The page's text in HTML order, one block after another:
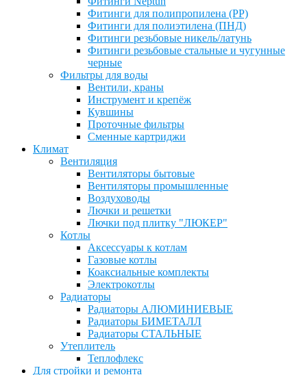
Фитинги для полипропилена (PP)
Фитинги для полиэтилена (ПНД)
Фитинги резьбовые никель/латунь
Фитинги резьбовые стальные и чугунные
черные
Фильтры для воды
Вентили, краны
Инструмент и крепёж
Кувшины
Проточные фильтры
Сменные картриджи
Климат
Вентиляция
Вентиляторы бытовые
Вентиляторы промышленные
Воздуховоды
Лючки и решетки
Лючки под плитку "ЛЮКЕР"
Котлы
Аксессуары к котлам
Газовые котлы
Коаксиальные комплекты
Электрокотлы
Радиаторы
Радиаторы АЛЮМИНИЕВЫЕ
Радиаторы БИМЕТАЛЛ
Радиаторы СТАЛЬНЫЕ
Утеплитель
Теплофлекс
Для стройки и ремонта